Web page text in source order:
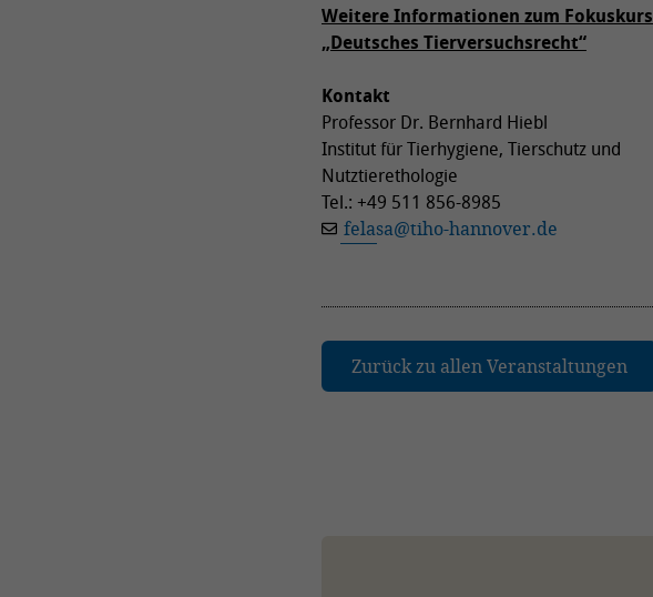
Weitere Informationen zum Fokuskurs
„Deutsches Tierversuchsrecht“
Kontakt
Professor Dr. Bernhard Hiebl
Institut für Tierhygiene, Tierschutz und
Nutztierethologie
Tel.: +49 511 856-8985
felasa@tiho-hannover.de
Zurück zu allen Veranstaltungen